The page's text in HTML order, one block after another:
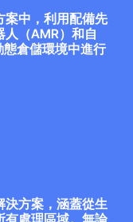
案中，利用配備先
（AMR）和自
倉儲環境中進行
決方案，涵蓋從生